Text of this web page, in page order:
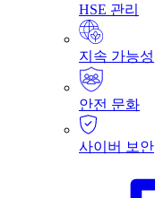
HSE 관리
지속 가능성
안전 문화
사이버 보안